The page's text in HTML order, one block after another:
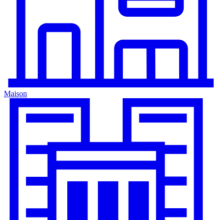
Maison